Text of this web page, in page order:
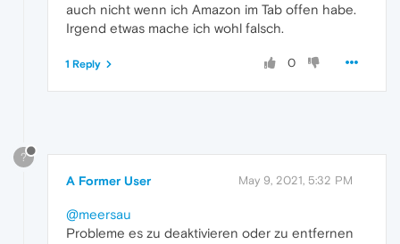
auch nicht wenn ich Amazon im Tab offen habe.
Irgend etwas mache ich wohl falsch.
0
1 Reply
?
A Former User May 9, 2021, 5:32 PM
@meersau
Probleme es zu deaktivieren oder zu entfernen